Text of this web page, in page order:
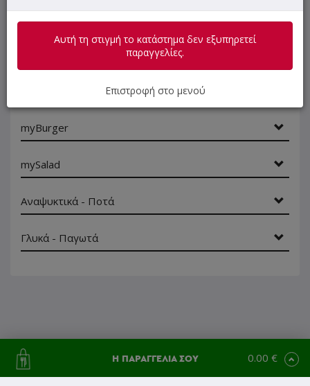
myBurger
mySalad
Αναψυκτικά - Ποτά
Γλυκά - Παγωτά
Η ΠΑΡΑΓΓΕΛΙΑ ΣΟΥ 0.00 €
Αυτή τη στιγμή το κατάστημα δεν εξυπηρετεί
παραγγελίες.
Επιστροφή στο μενού